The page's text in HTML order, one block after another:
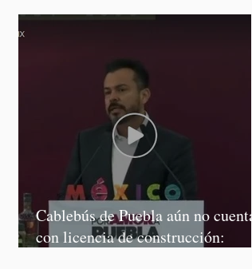
Cablebús de Puebla aún no cuenta
con licencia de construcción: